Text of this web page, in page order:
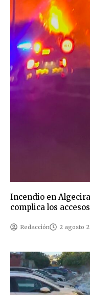
Incendio en
complica los
Redacción 2 agosto